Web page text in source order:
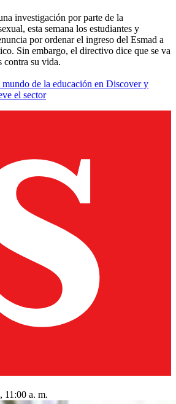
investigación por parte de la
esta semana los estudiantes y
por ordenar el ingreso del Esmad a
Sin embargo, el directivo dice que se va
contra su vida.
mundo de la educación en Discover y
el sector
11:00 a. m.